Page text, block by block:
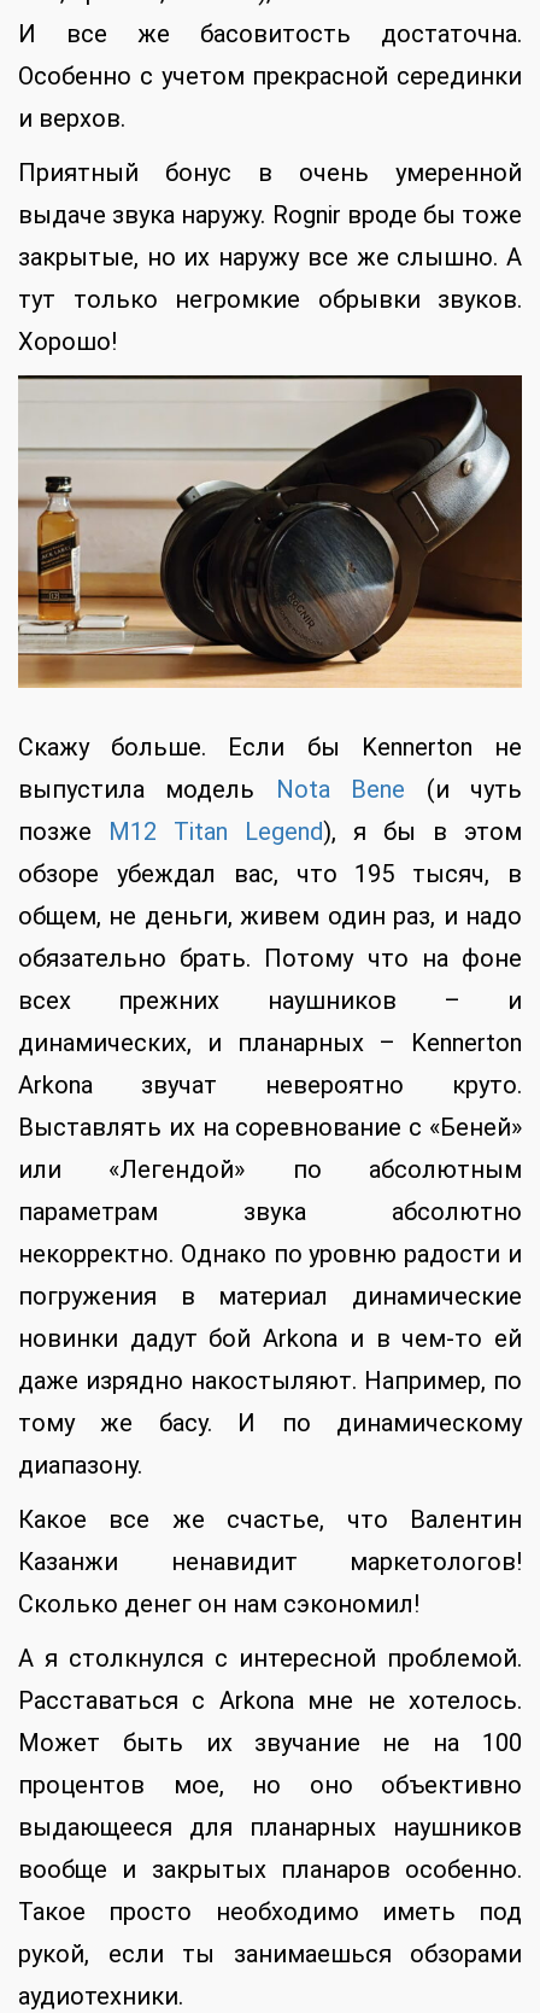
И все же басовитость достаточна.
Особенно с учетом прекрасной серединки
и верхов.
Приятный бонус в очень умеренной
выдаче звука наружу. Rognir вроде бы тоже
закрытые, но их наружу все же слышно. А
тут только негромкие обрывки звуков.
Хорошо!
Скажу больше. Если бы Kennerton не
выпустила модель Nota Bene (и чуть
позже M12 Titan Legend), я бы в этом
обзоре убеждал вас, что 195 тысяч, в
общем, не деньги, живем один раз, и надо
обязательно брать. Потому что на фоне
всех прежних наушников – и
динамических, и планарных – Kennerton
Arkona звучат невероятно круто.
Выставлять их на соревнование с «Беней»
или «Легендой» по абсолютным
параметрам звука абсолютно
некорректно. Однако по уровню радости и
погружения в материал динамические
новинки дадут бой Arkona и в чем-то ей
даже изрядно накостыляют. Например, по
тому же басу. И по динамическому
диапазону.
Какое все же счастье, что Валентин
Казанжи ненавидит маркетологов!
Сколько денег он нам сэкономил!
А я столкнулся с интересной проблемой.
Расставаться с Arkona мне не хотелось.
Может быть их звучание не на 100
процентов мое, но оно объективно
выдающееся для планарных наушников
вообще и закрытых планаров особенно.
Такое просто необходимо иметь под
рукой, если ты занимаешься обзорами
аудиотехники.